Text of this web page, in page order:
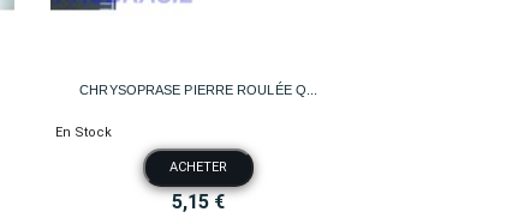
CHRYSOPRASE PIERRE ROULÉE Q...
En Stock
ACHETER
5,15 €